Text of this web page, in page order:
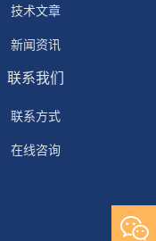
技术文章
新闻资讯
联系我们
联系方式
在线咨询